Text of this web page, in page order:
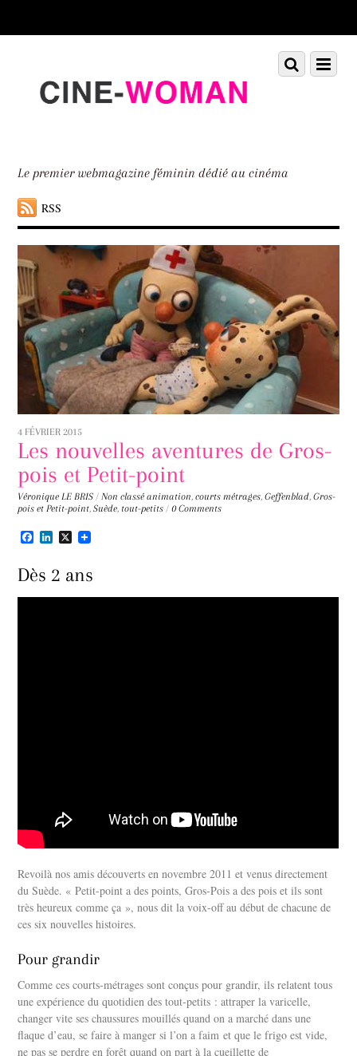
down
Le premier webmagazine féminin dédié au cinéma
RSS
Menu
Scroll
down
4 FÉVRIER 2015
Les nouvelles aventures de Gros-
pois et Petit-point
Véronique LE BRIS / Non classé animation,courts métrages,Geffenblad,Gros-
pois et Petit-point,Suède, tout-petits / 0 Comments
F
e
b
o
L
k
d
X
Dès 2 ans
Revoilà nos amis découverts en novembre 2011 et venus directement
du Suède. « Petit-point a des points, Gros-Pois a des pois et ils sont
très heureux comme ça », nous dit la voix-off au début de chacune de
ces six nouvelles histoires.
Pour grandir
Comme ces courts-métrages sont conçus pour grandir, ils relatent tous
une expérience du quotidien des tout-petits : attraper la varicelle,
changer vite ses chaussures mouillés quand on a marché dans une
flaque d’eau, se faire à manger si l’on a faim et que le frigo est vide,
ne pas se perdre en forêt quand on part à la cueillette de